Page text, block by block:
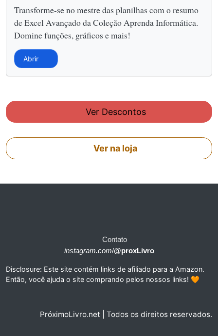
Transforme-se no mestre das planilhas com o resumo
de Excel Avançado da Coleção Aprenda Informática.
Domine funções, gráficos e mais!
Abrir
Ver Descontos
Ver na loja
Contato
instagram.com/@proxLivro
Disclosure: Este site contém links de afiliado para a Amazon.
Então, você ajuda o site comprando pelos nossos links! 🧡
PróximoLivro.net | Todos os direitos reservados.